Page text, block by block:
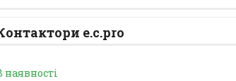
e.c.pro
наявності